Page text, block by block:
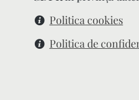
Politica cookies
Politica de